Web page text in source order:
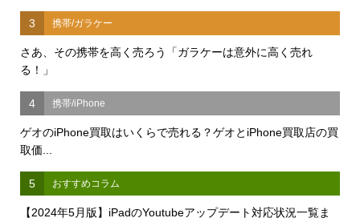
3 携帯/ガラケー
さあ、その携帯を高く売ろう「ガラケーは意外に高く売れ
る！」
4 携帯/iPhone
ゲオのiPhone買取はいくらで売れる？ゲオとiPhone買取店の買
取価...
5 おすすめコラム
【2024年5月版】iPadのYoutubeアップデート対応状況一覧ま